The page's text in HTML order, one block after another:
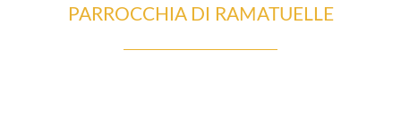
PARROCCHIA DI RAMATUELLE